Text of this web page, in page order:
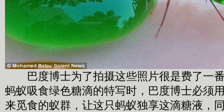
巴度博士为了拍摄这些照片很是费了一
蚂蚁吸食绿色糖滴的特写时，巴度博士必须
来觅食的蚁群，让这只蚂蚁独享这滴糖液，